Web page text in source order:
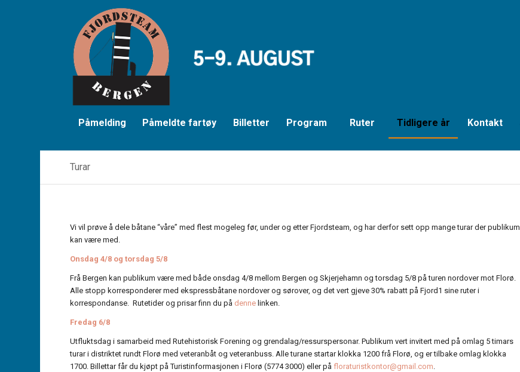
Påmelding Påmeldte fartøy Billetter Program Ruter Tidligere år Kontakt
Turar
Vi vil prøve å dele båtane “våre” med flest mogeleg før, under og etter Fjordsteam, og har derfor sett opp mange turar der publikum
kan være med.
Onsdag 4/8 og torsdag 5/8
Frå Bergen kan publikum være med både onsdag 4/8 mellom Bergen og Skjerjehamn og torsdag 5/8 på turen nordover mot Florø.
Alle stopp korresponderer med ekspressbåtane nordover og sørover, og det vert gjeve 30% rabatt på Fjord1 sine ruter i
korrespondanse. Rutetider og prisar finn du på denne linken.
Fredag 6/8
Utfluktsdag i samarbeid med Rutehistorisk Forening og grendalag/ressurspersonar. Publikum vert invitert med på omlag 5 timars
turar i distriktet rundt Florø med veteranbåt og veteranbuss. Alle turane startar klokka 1200 frå Florø, og er tilbake omlag klokka
1700. Billettar får du kjøpt på Turistinformasjonen i Florø (5774 3000) eller påfloraturistkontor@gmail.com.